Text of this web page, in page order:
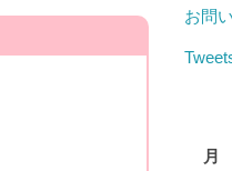
お問
月